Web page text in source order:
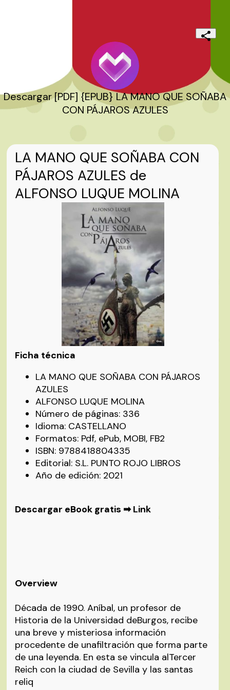
Descargar [PDF] {EPUB} LA MANO QUE SOÑABA
CON PÁJAROS AZULES
LA MANO QUE SOÑABA CON
PÁJAROS AZULES de
ALFONSO LUQUE MOLINA
Ficha técnica
LA MANO QUE SOÑABA CON PÁJAROS
AZULES
ALFONSO LUQUE MOLINA
Número de páginas: 336
Idioma: CASTELLANO
Formatos: Pdf, ePub, MOBI, FB2
ISBN: 9788418804335
Editorial: S.L. PUNTO ROJO LIBROS
Año de edición: 2021
Descargar eBook gratis ➡Link
Overview
Década de 1990. Aníbal, un profesor de
Historia de la Universidad deBurgos, recibe
una breve y misteriosa información
procedente de unafiltración que forma parte
de una leyenda. En esta se vincula alTercer
Reich con la ciudad de Sevilla y las santas
reliq